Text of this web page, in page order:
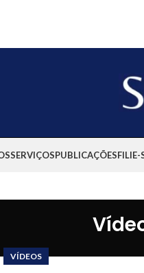
SERVIÇOSPUBLICAÇÕESFILIE-
VÍDEOS